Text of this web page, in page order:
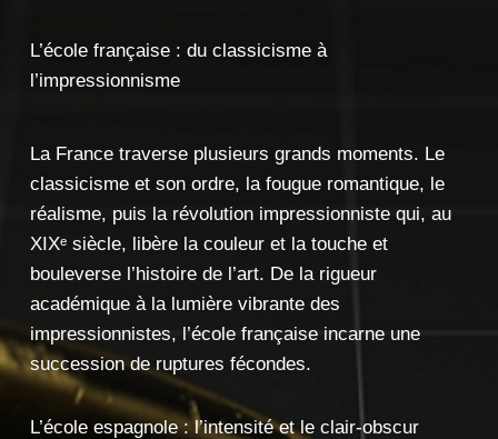
L’école française : du classicisme à
l’impressionnisme
La France traverse plusieurs grands moments. Le
classicisme et son ordre, la fougue romantique, le
réalisme, puis la révolution impressionniste qui, au
XIXᵉ siècle, libère la couleur et la touche et
bouleverse l’histoire de l’art. De la rigueur
académique à la lumière vibrante des
impressionnistes, l’école française incarne une
succession de ruptures fécondes.
L’école espagnole : l’intensité et le clair-obscur